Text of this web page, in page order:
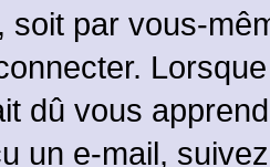
soit par vous-
dû vous
un e-mail,